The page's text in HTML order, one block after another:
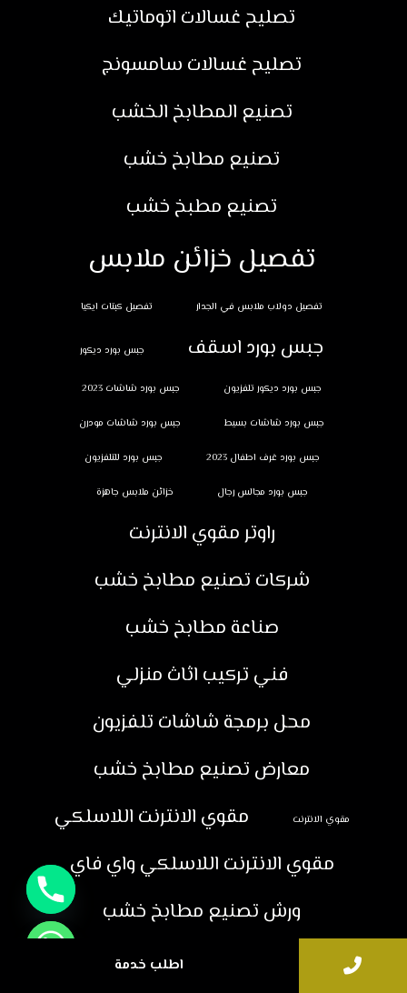
تصليح غسالات اتوماتيك
تصليح غسالات سامسونج
تصنيع المطابخ الخشب
تصنيع مطابخ خشب
تصنيع مطبخ خشب
تفصيل خزائن ملابس
تفصيل دولاب ملابس في الجدار تفصيل كبتات ايكيا
جبس بورد اسقف جبس بورد ديكور
جبس بورد ديكور تلفزيون جبس بورد شاشات 2023
جبس بورد شاشات بسيط جبس بورد شاشات مودرن
جبس بورد غرف اطفال 2023 جبس بورد للتلفزيون
جبس بورد مجالس رجال خزائن ملابس جاهزة
راوتر مقوي الانترنت
شركات تصنيع مطابخ خشب
صناعة مطابخ خشب
فني تركيب اثاث منزلي
محل برمجة شاشات تلفزيون
معارض تصنيع مطابخ خشب
مقوي الانترنت
مقوي الانترنت اللاسلكي
مقوي الانترنت اللاسلكي واي فاي
ورش تصنيع مطابخ خشب
اطلب خدمة